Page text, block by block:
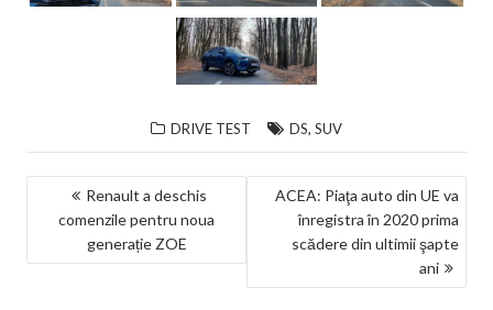
DRIVE TEST DS, SUV
NAVIGARE
ARTICOLE
Renault a deschis
comenzile pentru noua
generație ZOE
ACEA: Piaţa auto din UE va
înregistra în 2020 prima
scădere din ultimii şapte
ani